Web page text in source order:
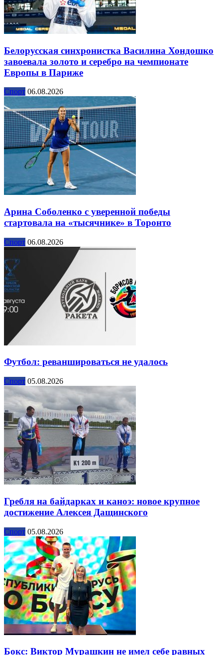
Белорусская синхронистка Василина Хондошко
завоевала золото и серебро на чемпионате
Европы в Париже
Спорт 06.08.2026
Арина Соболенко с уверенной победы
стартовала на «тысячнике» в Торонто
Спорт 06.08.2026
Футбол: реваншироваться не удалось
Спорт 05.08.2026
Гребля на байдарках и каноэ: новое крупное
достижение Алексея Дащинского
Спорт 05.08.2026
Бокс: Виктор Мурашкин не имел себе равных